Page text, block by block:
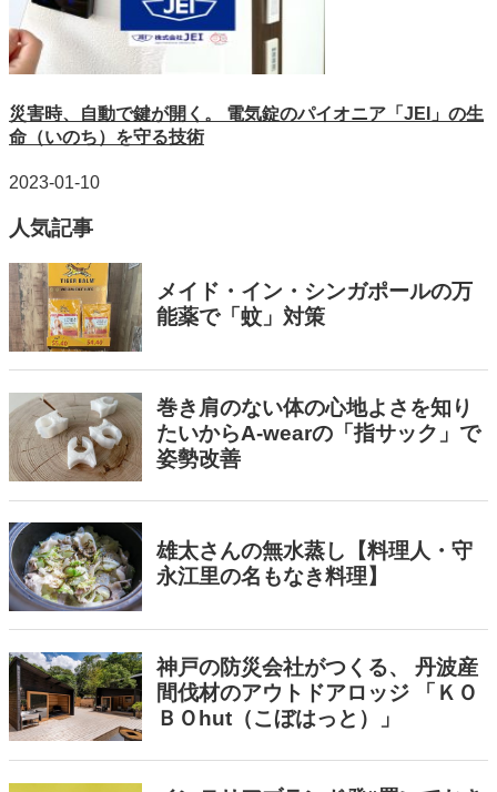
災害時、自動で鍵が開く。 電気錠のパイオニア「JEI」の生
命（いのち）を守る技術
2023-01-10
人気記事